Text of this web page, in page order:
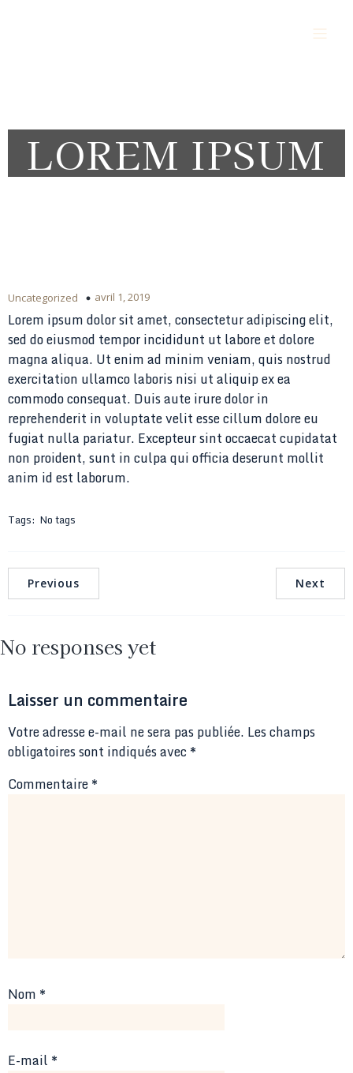
LOREM IPSUM
Uncategorized avril 1, 2019
Lorem ipsum dolor sit amet, consectetur adipiscing elit,
sed do eiusmod tempor incididunt ut labore et dolore
magna aliqua. Ut enim ad minim veniam, quis nostrud
exercitation ullamco laboris nisi ut aliquip ex ea
commodo consequat. Duis aute irure dolor in
reprehenderit in voluptate velit esse cillum dolore eu
fugiat nulla pariatur. Excepteur sint occaecat cupidatat
non proident, sunt in culpa qui officia deserunt mollit
anim id est laborum.
Tags: No tags
Previous Next
No responses yet
Laisser un commentaire
Votre adresse e-mail ne sera pas publiée. Les champs
obligatoires sont indiqués avec *
Commentaire*
Nom *
E-mail *